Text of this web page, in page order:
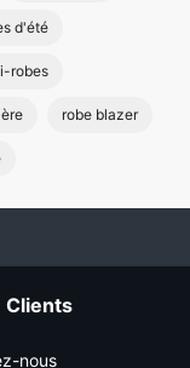
d'été
robes
robe blazer
Clients
nous